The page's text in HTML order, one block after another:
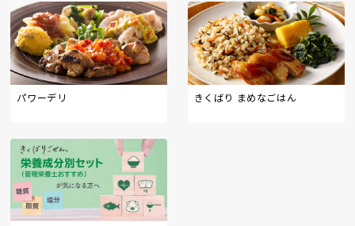
パワーデリ きくばり まめなごはん